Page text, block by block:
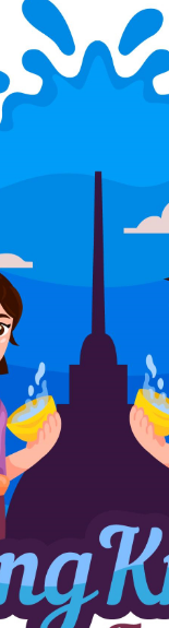
ดูทั้งหมด
นประจำ
อย
ครั้งที่
กษาปีที่ 3